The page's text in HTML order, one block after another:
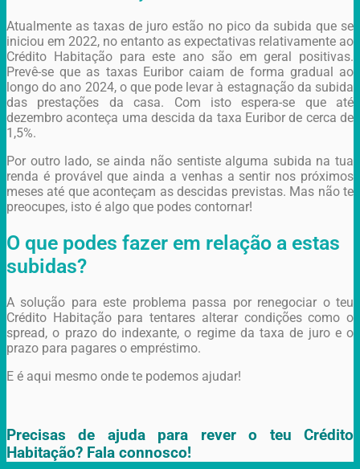
Atualmente as taxas de juro estão no pico da subida que se
iniciou em 2022, no entanto as expectativas relativamente ao
Crédito Habitação para este ano são em geral positivas.
Prevê-se que as taxas Euribor caiam de forma gradual ao
longo do ano 2024, o que pode levar à estagnação da subida
das prestações da casa. Com isto espera-se que até
dezembro aconteça uma descida da taxa Euribor de cerca de
1,5%.
Por outro lado, se ainda não sentiste alguma subida na tua
renda é provável que ainda a venhas a sentir nos próximos
meses até que aconteçam as descidas previstas. Mas não te
preocupes, isto é algo que podes contornar!
O que podes fazer em relação a estas
subidas?
A solução para este problema passa por renegociar o teu
Crédito Habitação para tentares alterar condições como o
spread, o prazo do indexante, o regime da taxa de juro e o
prazo para pagares o empréstimo.
E é aqui mesmo onde te podemos ajudar!
Precisas de ajuda para rever o teu Crédito
Habitação? Fala connosco!